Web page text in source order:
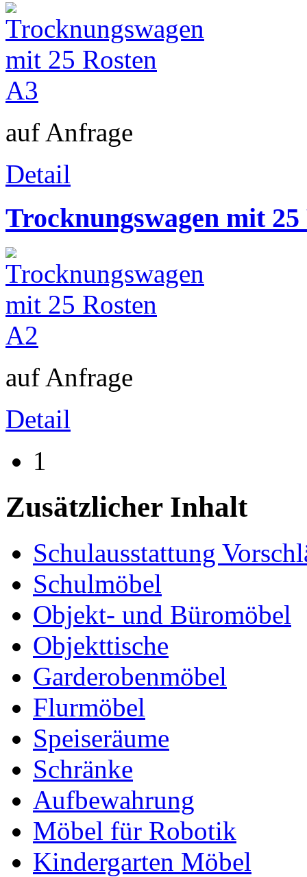
auf Anfrage
Detail
Trocknungswagen mit 25
auf Anfrage
Detail
1
Zusätzlicher Inhalt
Schulausstattung
Schulmöbel
Objekt- und Büromöbel
Objekttische
Garderobenmöbel
Flurmöbel
Speiseräume
Schränke
Aufbewahrung
Möbel für Robotik
Kindergarten Möbel